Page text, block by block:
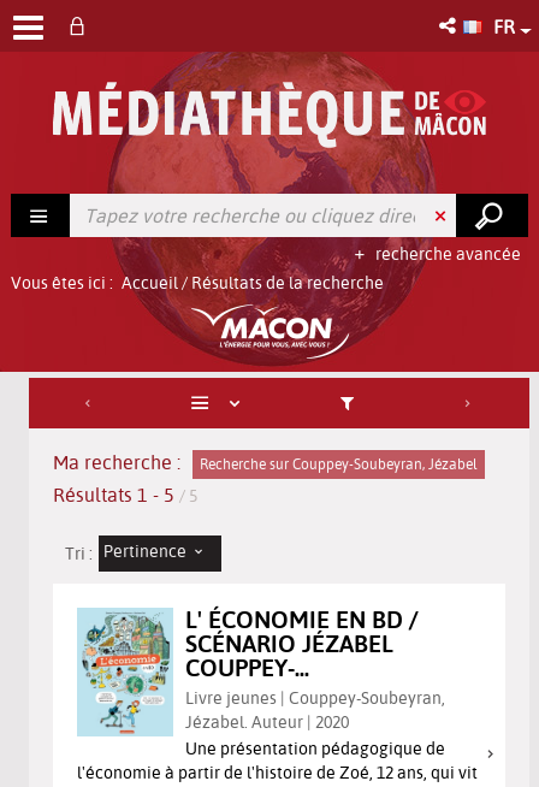
FR
recherche avancée
Vous êtes ici : Accueil/ Résultats de la recherche
Ma recherche : Recherche sur Couppey-Soubeyran, Jézabel
Résultats 1 - 5 / 5
Tri : Pertinence
L' ÉCONOMIE EN BD /
SCÉNARIO JÉZABEL
COUPPEY-...
Livre jeunes | Couppey-Soubeyran,
Jézabel. Auteur | 2020
Une présentation pédagogique de
l'économie à partir de l'histoire de Zoé, 12 ans, qui vit